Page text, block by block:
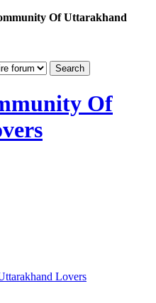
Of Uttarakhand
Of
Lovers